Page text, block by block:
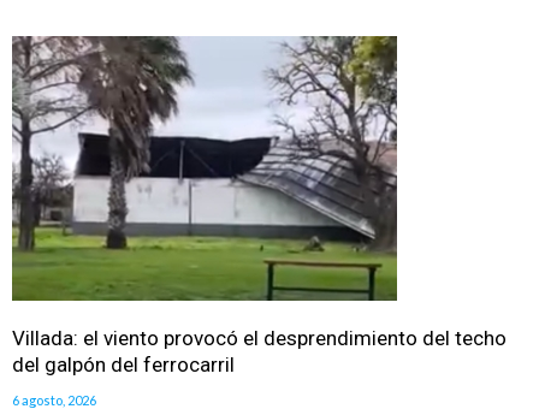
Villada: el viento provocó el desprendimiento del techo
del galpón del ferrocarril
6 agosto, 2026